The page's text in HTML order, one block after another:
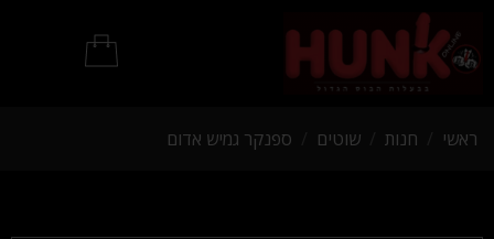
ראשי חנות שוטים ספנקר גמיש אדום